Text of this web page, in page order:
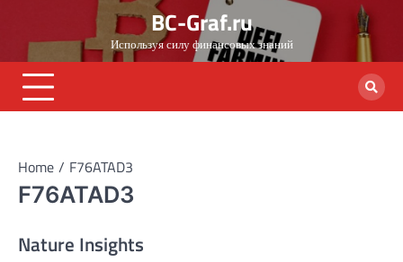
content
BC-Graf.ru
Используя силу финансовых знаний
Home F76ATAD3
F76ATAD3
Nature Insights